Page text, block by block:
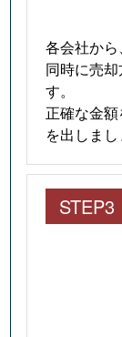
各会社から
同時に売
す。
正確な金
を出しまし
STEP3